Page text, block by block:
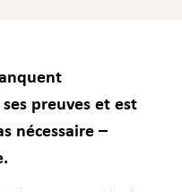
preuves et est
nécessaire –